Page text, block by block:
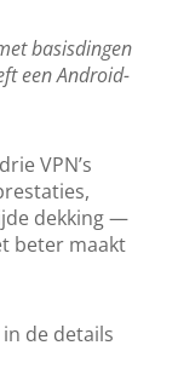
basisdingen
een Android-
VPN’s
dekking —
beter maakt
de details